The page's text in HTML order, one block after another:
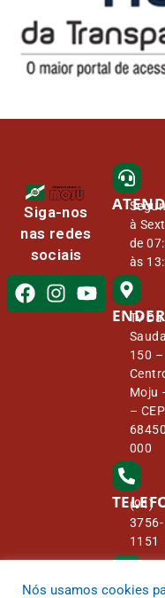
Siga-nos
nas redes
sociais
à
de
às
Tv Da
150 –
Moju
–
000
(91)
3756-
1151
Nós usamos cookies